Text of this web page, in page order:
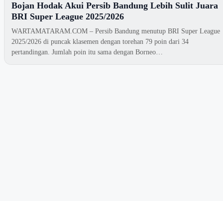
Bojan Hodak Akui Persib Bandung Lebih Sulit Juara
BRI Super League 2025/2026
WARTAMATARAM.COM – Persib Bandung menutup BRI Super League
2025/2026 di puncak klasemen dengan torehan 79 poin dari 34
pertandingan. Jumlah poin itu sama dengan Borneo…